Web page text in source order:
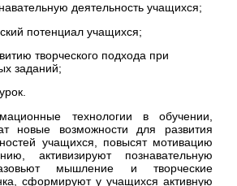
деятельность учащихся;
потенциал учащихся;
творческого подхода при
заданий;
технологии в обучении,
новые возможности для развития
учащихся, повысят мотивацию
активизируют познавательную
мышление и творческие
сформируют у учащихся активную